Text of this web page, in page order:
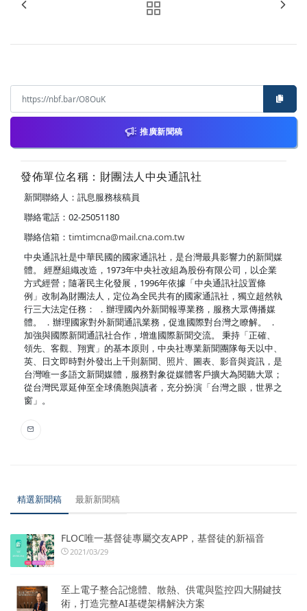
推廣新聞稿
發佈單位名稱：財團法人中央通訊社
新聞聯絡人：訊息服務核稿員
聯絡電話：02-25051180
聯絡信箱： timtimcna@mail.cna.com.tw
中央通訊社是中華民國的國家通訊社，是台灣最具影響力的新聞媒
體。 經歷組織改造，1973年中央社改組為股份有限公司，以企業
方式經營；隨著民主化發展，1996年依據「中央通訊社設置條
例」改制為財團法人，定位為全民共有的國家通訊社，獨立超然執
行三大法定任務： ．辦理國內外新聞報導業務，服務大眾傳播媒
體。 ．辦理國家對外新聞通訊業務，促進國際對台灣之瞭解。 ．
加強與國際新聞通訊社合作，增進國際新聞交流。 秉持「正確、
領先、客觀、翔實」的基本原則，中央社專業新聞團隊每天以中、
英、日文即時對外發出上千則新聞、照片、圖表、影音與資訊，是
台灣唯一多語文新聞媒體，服務對象從媒體客戶擴大為閱聽大眾；
從台灣民眾延伸至全球僑胞與讀者，充分扮演「台灣之眼，世界之
窗」。
精選新聞稿 最新新聞稿
FLOC唯一基督徒專屬交友APP，基督徒的新福音
2021/03/29
至上電子整合記憶體、散熱、供電與監控四大關鍵技
術，打造完整AI基礎架構解決方案